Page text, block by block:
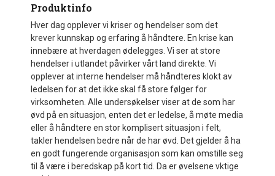
Produktinfo
Hver dag opplever vi kriser og hendelser som det
krever kunnskap og erfaring å håndtere. En krise kan
innebære at hverdagen ødelegges. Vi ser at store
hendelser i utlandet påvirker vårt land direkte. Vi
opplever at interne hendelser må håndteres klokt av
ledelsen for at det ikke skal få store følger for
virksomheten. Alle undersøkelser viser at de som har
øvd på en situasjon, enten det er ledelse, å møte media
eller å håndtere en stor komplisert situasjon i felt,
takler hendelsen bedre når de har øvd. Det gjelder å ha
en godt fungerende organisasjon som kan omstille seg
til å være i beredskap på kort tid. Da er øvelsene vktige